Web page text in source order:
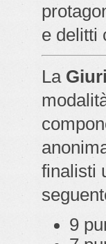
e delitti
La
finalisti
9